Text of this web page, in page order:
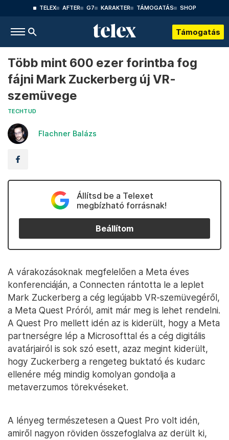
TELEX AFTER G7 KARAKTER TÁMOGATÁS SHOP
Támogatás
Több mint 600 ezer forintba fog
fájni Mark Zuckerberg új VR-
szemüvege
TECHTUD
Flachner Balázs
Állítsd be a Telexet
megbízható forrásnak!
Beállítom
A várakozásoknak megfelelően a Meta éves
konferenciáján, a Connecten rántotta le a leplet
Mark Zuckerberg a cég legújabb VR-szemüvegéről,
a Meta Quest Próról, amit már meg is lehet rendelni.
A Quest Pro mellett idén az is kiderült, hogy a Meta
partnerségre lép a Microsofttal és a cég digitális
avatárjairól is sok szó esett, azaz megint kiderült,
hogy Zuckerberg a rengeteg buktató és kudarc
ellenére még mindig komolyan gondolja a
metaverzumos törekvéseket.
A lényeg természetesen a Quest Pro volt idén,
amiről nagyon röviden összefoglalva az derült ki,